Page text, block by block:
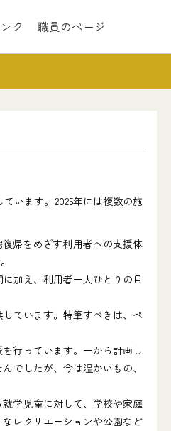
ク 職員のページ
います。2025年には複数の施
帰をめざす利用者への支援体
加え、利用者一人ひとりの目
ています。特筆すべきは、ペ
行っています。一から計画し
でしたが、今は温かいもの、
学児童に対して、学校や家庭
レクリエーションや公園など